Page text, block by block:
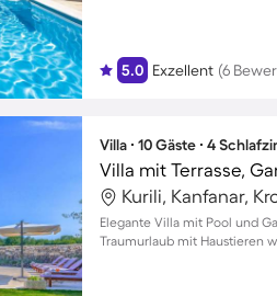
5.0 Exzellent (6
Villa ∙ 10 Gäste ∙ 4
Kurili, Kanfanar,
Elegante Villa mit Pool und
Traumurlaub mit Haustieren